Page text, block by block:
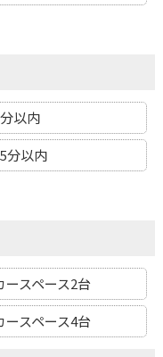
以内
分以内
ースペース2台
ースペース4台